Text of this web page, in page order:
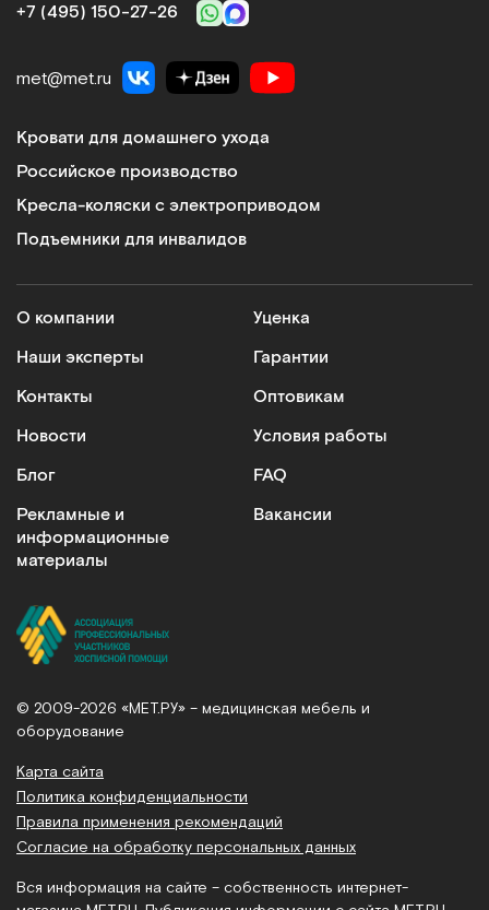
+7 (495) 150‑27‑26
met@met.ru
Кровати для домашнего ухода
Российское производство
Кресла-коляски с электроприводом
Подъемники для инвалидов
О компании
Наши эксперты
Контакты
Новости
Блог
Рекламные и
информационные
материалы
Уценка
Гарантии
Оптовикам
Условия работы
FAQ
Вакансии
© 2009-2026 «МЕТ.РУ» – медицинская мебель и
оборудование
Карта сайта
Политика конфиденциальности
Правила применения рекомендаций
Согласие на обработку персональных данных
Вся информация на сайте – собственность интернет-